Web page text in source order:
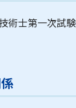
術士第一次試